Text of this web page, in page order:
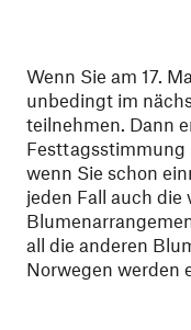
Wenn Sie am 17.
unbedingt im
teilnehmen. Dann
Festtagsstimmung
wenn Sie schon
jeden Fall auch die
all die anderen
Norwegen werden